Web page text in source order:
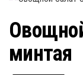
минтая